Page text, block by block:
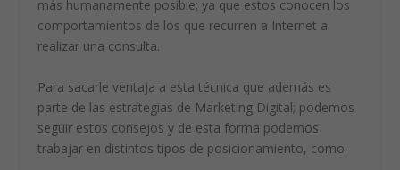
más humanamente posible; ya que estos conocen los
comportamientos de los que recurren a Internet a
realizar una consulta.
Para sacarle ventaja a esta técnica que además es
parte de las estrategias de Marketing Digital; podemos
seguir estos consejos y de esta forma podemos
trabajar en distintos tipos de posicionamiento, como: